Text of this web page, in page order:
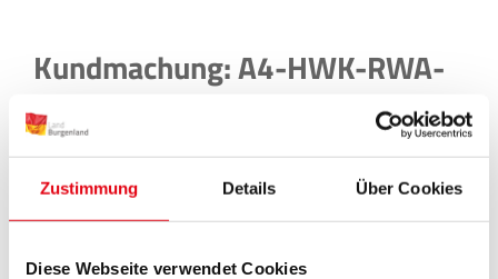
Zustimmung Details Über Cookies
Diese Webseite verwendet Cookies
Kundmachung: A4-HWK-RWA-
2024-010-233-6-16
Betreff:Marktgemeinde St. Andrä am
Zicksee, Wasserwirtschaftlicher Versuch am
Zicksee; Antrag auf Wiederverleihung der
Abänderung von Auflagen, mündliche